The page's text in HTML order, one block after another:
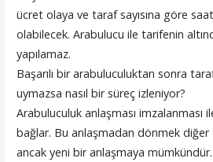
ücret olaya ve taraf sayısına göre
olabilecek. Arabulucu ile tarifenin
yapılamaz.
Başarılı bir arabuluculuktan sonra
uymazsa nasıl bir süreç izleniyor?
Arabuluculuk anlaşması imzalanması
bağlar. Bu anlaşmadan dönmek diğer
ancak yeni bir anlaşmaya